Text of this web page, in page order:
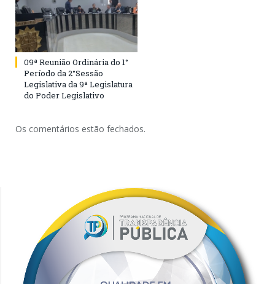
09ª Reunião Ordinária do 1°
Período da 2°Sessão
Legislativa da 9ª Legislatura
do Poder Legislativo
Os comentários estão fechados.